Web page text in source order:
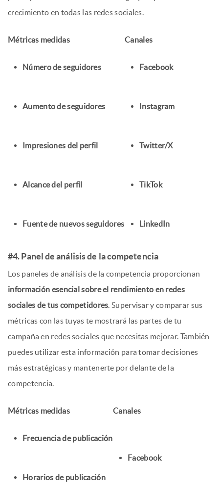
crecimiento en todas las redes sociales.
Métricas medidas Canales
Número de seguidores
Aumento de seguidores
Impresiones del perfil
Alcance del perfil
Fuente de nuevos seguidores
Facebook
Instagram
Twitter/X
TikTok
LinkedIn
#4. Panel de análisis de la competencia
Los paneles de análisis de la competencia proporcionan
información esencial sobre el rendimiento en redes
sociales de tus competidores. Supervisar y comparar sus
métricas con las tuyas te mostrará las partes de tu
campaña en redes sociales que necesitas mejorar. También
puedes utilizar esta información para tomar decisiones
más estratégicas y mantenerte por delante de la
competencia.
Métricas medidas Canales
Frecuencia de publicación
Horarios de publicación
Facebook